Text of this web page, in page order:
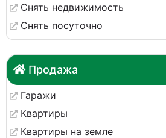
Снять недвижимость
Снять посуточно
Продажа
Гаражи
Квартиры
Квартиры на земле